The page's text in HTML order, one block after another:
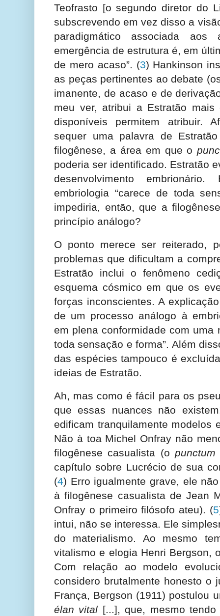
Teofrasto [o segundo diretor do
subscrevendo em vez disso a
paradigmático associada
emergência de estrutura é, em
de mero acaso”. (3) Hankinson
as peças pertinentes ao debate
imanente, de acaso e de
meu ver, atribui a Estratão
disponíveis permitem atribuir.
sequer uma palavra de
filogênese, a área em que o
poderia ser identificado. Estratão
desenvolvimento
embriologia “carece de toda
impediria, então, que a
princípio análogo?
O ponto merece ser reiterado,
problemas que dificultam a
Estratão inclui o fenômeno
esquema cósmico em que os
forças inconscientes. A
de um processo análogo à
em plena conformidade com uma
toda sensação e forma”. Além
das espécies tampouco é
ideias de Estratão.
Ah, mas como é fácil para os
que essas nuances não
edificam tranquilamente modelos
Não à toa Michel Onfray não
filogênese casualista (o punctum
capítulo sobre Lucrécio de sua
(4) Erro igualmente grave, ele
à filogênese casualista de Jean
Onfray o primeiro filósofo ateu). (5
intui, não se interessa. Ele
do materialismo. Ao mesmo
vitalismo e elogia Henri Bergson,
Com relação ao modelo
considero brutalmente honesto o
França, Bergson (1911) postulou
élan vital [...], que, mesmo